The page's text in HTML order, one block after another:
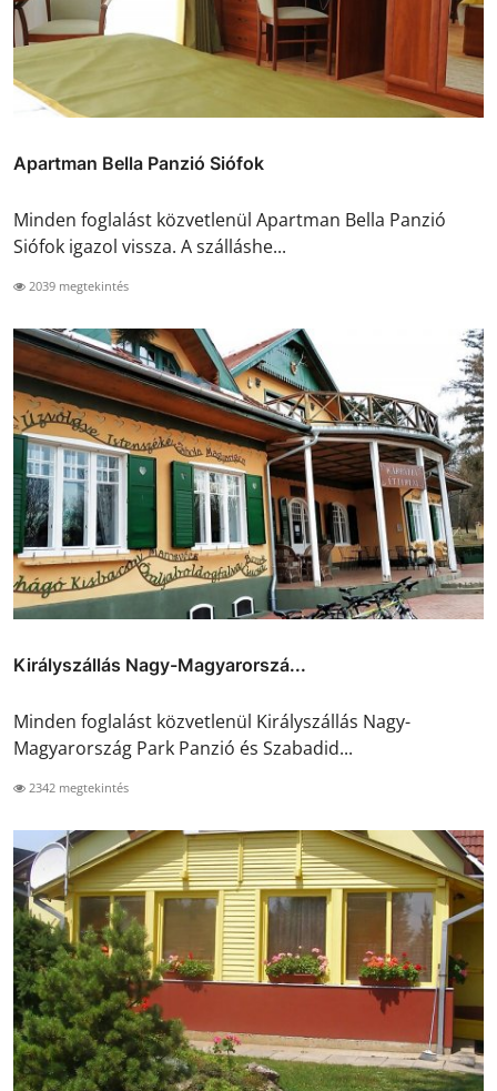
Apartman Bella Panzió Siófok
Minden foglalást közvetlenül Apartman Bella Panzió
Siófok igazol vissza. A szálláshe...
2039 megtekintés
Királyszállás Nagy-Magyarorszá...
Minden foglalást közvetlenül Királyszállás Nagy-
Magyarország Park Panzió és Szabadid...
2342 megtekintés